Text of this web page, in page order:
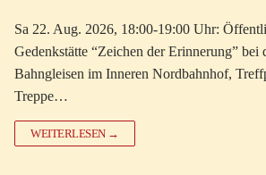
Sa 22. Aug. 2026, 18:00-19:00 Uhr:
Gedenkstätte “Zeichen der Erinnerung” bei
Bahngleisen im Inneren Nordbahnhof,
Treppe…
WEITERLESEN →